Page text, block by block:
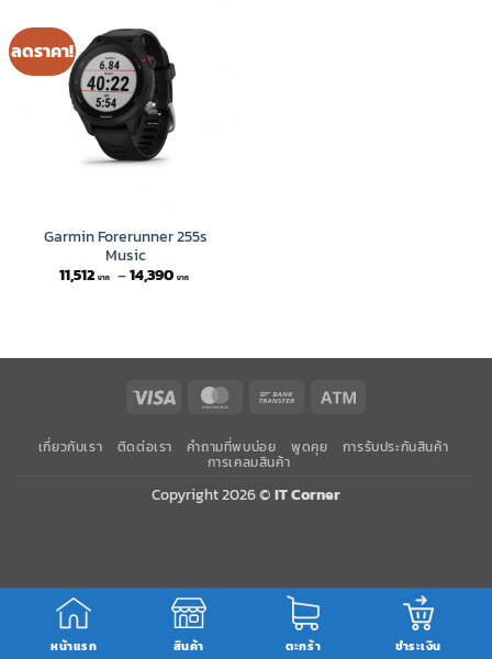
ลดราคา!
Garmin Forerunner 255s
Music
11,512
–14,390
หน้าแรก สินค้า ตะกร้า ชำระเงิน
Visa MasterCard Bank
เกี่ยวกับเรา ติดต่อเรา คำถามที่พบบ่อย พูดคุย การรับประกันสินค้า
การเคลมสินค้า
Copyright 2026 ©IT Corner